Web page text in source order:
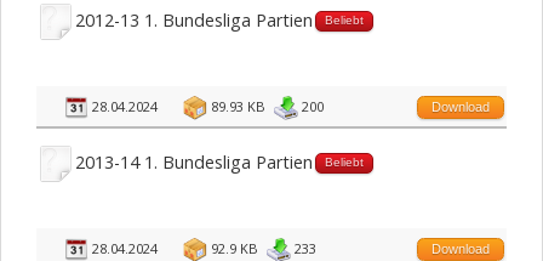
2012-13 1. Bundesliga Partien Beliebt
28.04.2024 89.93 KB 200 Download
2013-14 1. Bundesliga Partien Beliebt
28.04.2024 92.9 KB 233 Download